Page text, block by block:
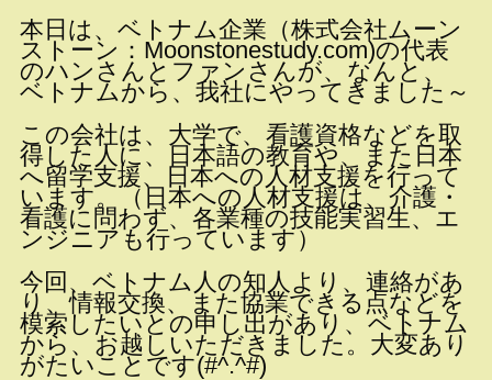
本日は、ベトナム企業（株式会社ムーン
ストーン：Moonstonestudy.com)の代表
のハンさんとファンさんが、なんと、
ベトナムから、我社にやってきました～
この会社は、大学で、看護資格などを取
得した人に、日本語の教育や、また日本
へ留学支援、日本への人材支援を行って
います。（日本への人材支援は、介護・
看護に問わず、各業種の技能実習生、エ
ンジニアも行っています）
今回、ベトナム人の知人より、連絡があ
り、情報交換、また協業できる点などを
模索したいとの申し出があり、ベトナム
から、お越しいただきました。大変あり
がたいことです(#^.^#)